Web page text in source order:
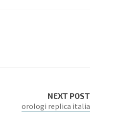
NEXT POST
orologi replica italia